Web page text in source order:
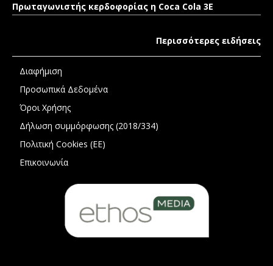
Πρωταγωνιστής κερδοφορίας η Coca Cola 3E
Περισσότερες ειδήσεις
Διαφήμιση
Προσωπικά Δεδομένα
Όροι Χρήσης
Δήλωση συμμόρφωσης (2018/334)
Πολιτική Cookies (ΕΕ)
Επικοινωνία